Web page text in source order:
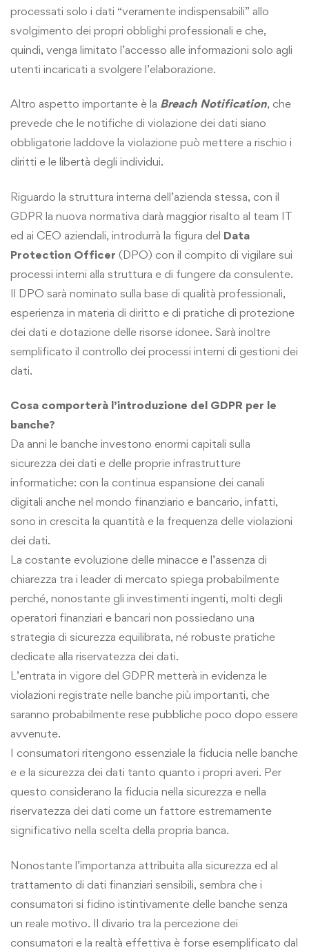
processati solo i dati “veramente indispensabili” allo
svolgimento dei propri obblighi professionali e che,
quindi, venga limitato l’accesso alle informazioni solo agli
utenti incaricati a svolgere l’elaborazione.
Altro aspetto importante è la Breach Notification, che
prevede che le notifiche di violazione dei dati siano
obbligatorie laddove la violazione può mettere a rischio i
diritti e le libertà degli individui.
Riguardo la struttura interna dell’azienda stessa, con il
GDPR la nuova normativa darà maggior risalto al team IT
ed ai CEO aziendali, introdurrà la figura del Data
Protection Officer (DPO) con il compito di vigilare sui
processi interni alla struttura e di fungere da consulente.
Il DPO sarà nominato sulla base di qualità professionali,
esperienza in materia di diritto e di pratiche di protezione
dei dati e dotazione delle risorse idonee. Sarà inoltre
semplificato il controllo dei processi interni di gestioni dei
dati.
Cosa comporterà l’introduzione del GDPR per le
banche?
Da anni le banche investono enormi capitali sulla
sicurezza dei dati e delle proprie infrastrutture
informatiche: con la continua espansione dei canali
digitali anche nel mondo finanziario e bancario, infatti,
sono in crescita la quantità e la frequenza delle violazioni
dei dati.
La costante evoluzione delle minacce e l’assenza di
chiarezza tra i leader di mercato spiega probabilmente
perché, nonostante gli investimenti ingenti, molti degli
operatori finanziari e bancari non possiedano una
strategia di sicurezza equilibrata, né robuste pratiche
dedicate alla riservatezza dei dati.
L’entrata in vigore del GDPR metterà in evidenza le
violazioni registrate nelle banche più importanti, che
saranno probabilmente rese pubbliche poco dopo essere
avvenute.
I consumatori ritengono essenziale la fiducia nelle banche
e e la sicurezza dei dati tanto quanto i propri averi. Per
questo considerano la fiducia nella sicurezza e nella
riservatezza dei dati come un fattore estremamente
significativo nella scelta della propria banca.
Nonostante l’importanza attribuita alla sicurezza ed al
trattamento di dati finanziari sensibili, sembra che i
consumatori si fidino istintivamente delle banche senza
un reale motivo. Il divario tra la percezione dei
consumatori e la realtà effettiva è forse esemplificato dal